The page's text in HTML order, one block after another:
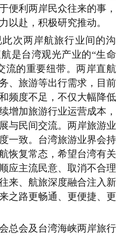
便利两岸民众往来的事，
以赴，积极研究推动。
次两岸航旅行业间的沟
是台湾观光产业的“生命
流的重要纽带。两岸直航
、旅游等出行需求，目前
频度不足，不仅大幅降低
增加旅游行业运营成本，
与民间交流。两岸旅游业
一致。台湾旅游业界会持
恢复常态，希望台湾有关
应主流民意、取消不合理
来、航旅深度融合注入新
之路更畅通、更便捷、更
总会及台湾海峡两岸旅行